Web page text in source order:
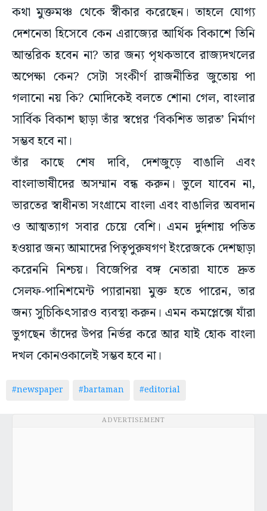
দেশনেতা হিসেবে কেন এরাজ্যের আর্থিক বিকাশে তিনি
আন্তরিক হবেন না? তার জন্য পৃথকভাবে রাজ্যদখলের
অপেক্ষা কেন? সেটা সংকীর্ণ রাজনীতির জুতোয় পা
গলানো নয় কি? মোদিকেই বলতে শোনা গেল, বাংলার
সার্বিক বিকাশ ছাড়া তাঁর স্বপ্নের ‘বিকশিত ভারত’ নির্মাণ
সম্ভব হবে না।
তাঁর কাছে শেষ দাবি, দেশজুড়ে বাঙালি এবং
বাংলাভাষীদের‌ অসম্মান বন্ধ করুন। ভুলে যাবেন না,
ভারতের স্বাধীনতা সংগ্রামে বাংলা এবং বাঙালির অবদান
ও আত্মত্যাগ সবার চেয়ে বেশি। এমন দুর্দশায় পতিত
হওয়ার জন্য আমাদের পিতৃপুরুষগণ ইংরেজকে দেশছাড়া
করেননি‌ নিশ্চয়। বিজেপির বঙ্গ নেতারা যাতে দ্রুত
সেলফ-পানিশমেন্ট প্যারানয়া মুক্ত হতে পারেন, তার
জন্য সুচিকিৎসারও ব্যবস্থা করুন। এমন কমপ্লেক্সে যাঁরা
ভুগছেন তাঁদের উপর নির্ভর করে আর যাই হোক বাংলা
দখল কোনওকালেই সম্ভব হবে না।